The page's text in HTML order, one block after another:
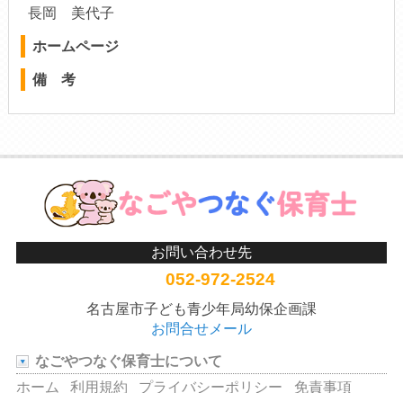
長岡 美代子
ホームページ
備 考
お問い合わせ先
052-972-2524
名古屋市子ども青少年局幼保企画課
お問合せメール
なごやつなぐ保育士について
ホーム
利用規約 プライバシーポリシー 免責事項